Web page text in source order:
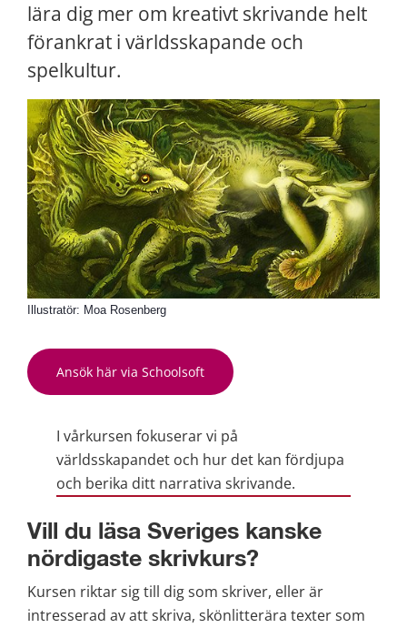
lära dig mer om kreativt skrivande helt
förankrat i världsskapande och
spelkultur.
Illustratör: Moa Rosenberg
Ansök här via Schoolsoft
I vårkursen fokuserar vi på
världsskapandet och hur det kan fördjupa
och berika ditt narrativa skrivande.
Vill du läsa Sveriges kanske
nördigaste skrivkurs?
Kursen riktar sig till dig som skriver, eller är
intresserad av att skriva, skönlitterära texter som